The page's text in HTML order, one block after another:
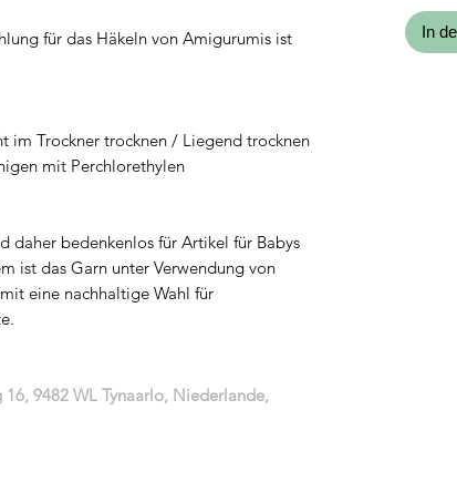
für das Häkeln von Amigurumis ist
im Trockner trocknen / Liegend trocknen
mit Perchlorethylen
daher bedenkenlos für Artikel für Babys
ist das Garn unter Verwendung von
eine nachhaltige Wahl für
9482 WL Tynaarlo, Niederlande,
In